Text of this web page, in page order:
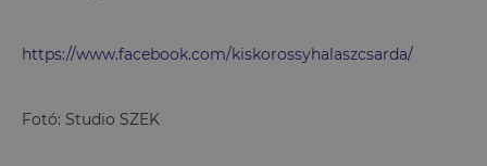
https://www.facebook.com/kiskorossyhalaszcsarda/
Fotó: Studio SZEK